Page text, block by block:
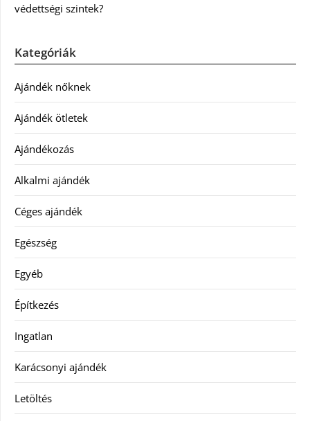
védettségi szintek?
Kategóriák
Ajándék nőknek
Ajándék ötletek
Ajándékozás
Alkalmi ajándék
Céges ajándék
Egészség
Egyéb
Építkezés
Ingatlan
Karácsonyi ajándék
Letöltés